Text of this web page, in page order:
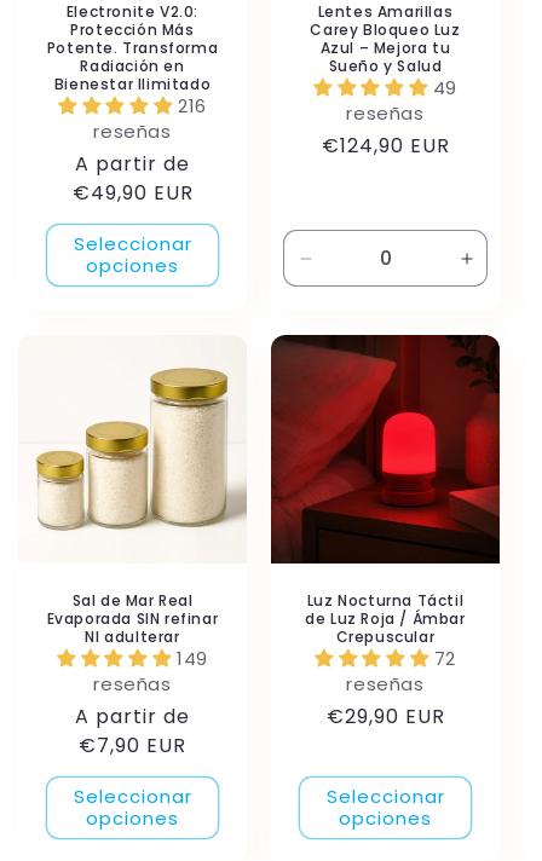
Electronite V2.0:
Protección Más
Potente. Transforma
Radiación en
Bienestar Ilimitado
216
reseñas
Precio
habitual
A partir de
€49,90 EUR
Seleccionar
opciones
Lentes Amarillas
Carey Bloqueo Luz
Azul – Mejora tu
Sueño y Salud
49
reseñas
Precio
€124,90 EUR
cantidad
Default
Default
Title
Sal de Mar Real
Evaporada SIN refinar
NI adulterar
149
reseñas
Precio
habitual
A partir de
€7,90 EUR
Seleccionar
opciones
Luz Nocturna Táctil
de Luz Roja / Ámbar
Crepuscular
72
reseñas
Precio
€29,90 EUR
Seleccionar
opciones